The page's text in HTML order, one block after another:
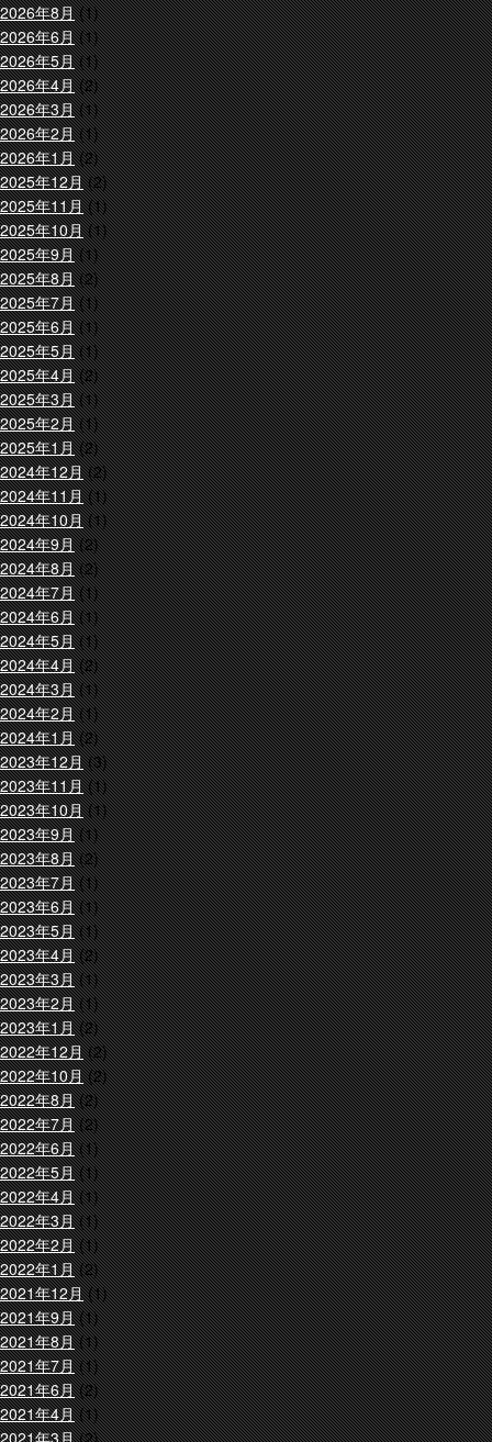
2026年8月(1)
2026年6月(1)
2026年5月(1)
2026年4月(2)
2026年3月(1)
2026年2月(1)
2026年1月(2)
2025年12月(2)
2025年11月(1)
2025年10月(1)
2025年9月(1)
2025年8月(2)
2025年7月(1)
2025年6月(1)
2025年5月(1)
2025年4月(2)
2025年3月(1)
2025年2月(1)
2025年1月(2)
2024年12月(2)
2024年11月(1)
2024年10月(1)
2024年9月(2)
2024年8月(2)
2024年7月(1)
2024年6月(1)
2024年5月(1)
2024年4月(2)
2024年3月(1)
2024年2月(1)
2024年1月(2)
2023年12月(3)
2023年11月(1)
2023年10月(1)
2023年9月(1)
2023年8月(2)
2023年7月(1)
2023年6月(1)
2023年5月(1)
2023年4月(2)
2023年3月(1)
2023年2月(1)
2023年1月(2)
2022年12月(2)
2022年10月(2)
2022年8月(2)
2022年7月(2)
2022年6月(1)
2022年5月(1)
2022年4月(1)
2022年3月(1)
2022年2月(1)
2022年1月(2)
2021年12月(1)
2021年9月(1)
2021年8月(1)
2021年7月(1)
2021年6月(2)
2021年4月(1)